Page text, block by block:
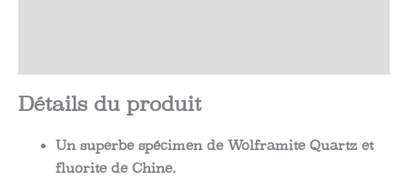
Détails du produit
Un superbe spécimen de Wolframite Quartz et
fluorite de Chine.